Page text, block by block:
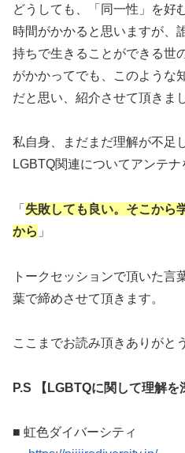
どうしても、「同一性」を好
時間がかかると思いますが、
持ちで生きることができる世
がかかってでも、このような
だと思い、紹介させて頂きま
私自身、まだまだ理解が不足
LGBTQ関連についてアンテナ
「 失敗しても良い。そこから
から 」
トークセッションで頂いた言
葉で締めさせて頂きます。
ここまでお読み頂きありがと
P.S 【LGBTQに関して理解を
■ 虹色ダイバーシティ